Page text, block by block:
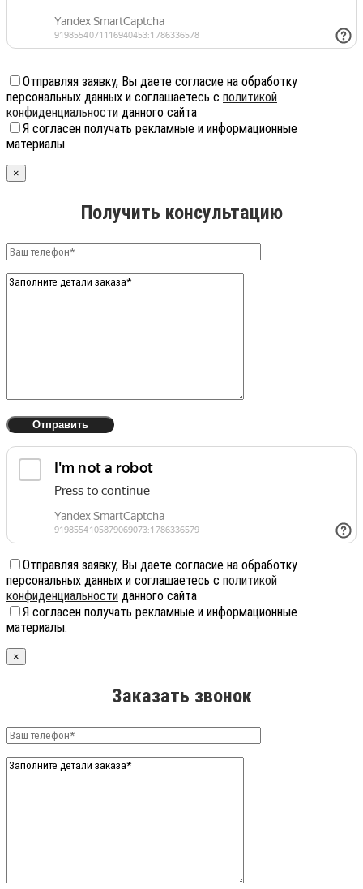
Отправляя заявку, Вы даете согласие на обработку
персональных данных и соглашаетесь с политикой
конфиденциальности данного сайта
Я согласен получать рекламные и информационные
материалы
×
Получить консультацию
Отправляя заявку, Вы даете согласие на обработку
персональных данных и соглашаетесь с политикой
конфиденциальности данного сайта
Я согласен получать рекламные и информационные
материалы.
×
Заказать звонок